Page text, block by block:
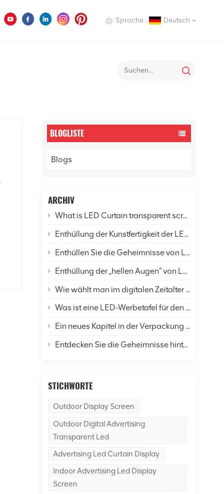
Sprache : Deutsch
BLOGLISTE
Blogs
ARCHIV
What is LED Curtain transparent screen? - Explore the new horizon of digital cities
Enthüllung der Kunstfertigkeit der LED-Display-Verkapselung: Eine umfassende Analyse von sechs gängigen Techniken und Zukunftsaussichten
Enthüllen Sie die Geheimnisse von LED-Bildschirmen: Wie verändern sie unser Leben und die Welt?
Enthüllung der „hellen Augen“ von LED-Anzeigen: Eine umfassende Analyse der Auflösung
Wie wählt man im digitalen Zeitalter LED-Anzeigen richtig aus?
Was ist eine LED-Werbetafel für den Außenbereich?
Ein neues Kapitel in der Verpackung von LED-Displays: Was ist der Unterschied zwischen SMD- und COB-Technologie?
Entdecken Sie die Geheimnisse hinter dem Dancer of Led Display Screen
STICHWORTE
Outdoor Display Screen
Outdoor Digital Advertising
Transparent Led
Advertising Led Curtain Display
Indoor Advertising Led Display
Screen